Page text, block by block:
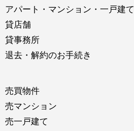
アパート・マンション・一戸建て
貸店舗
貸事務所
退去・解約のお手続き
売買物件
売マンション
売一戸建て